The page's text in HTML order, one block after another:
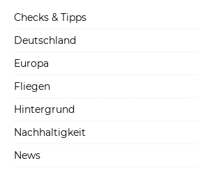
Checks & Tipps
Deutschland
Europa
Fliegen
Hintergrund
Nachhaltigkeit
News